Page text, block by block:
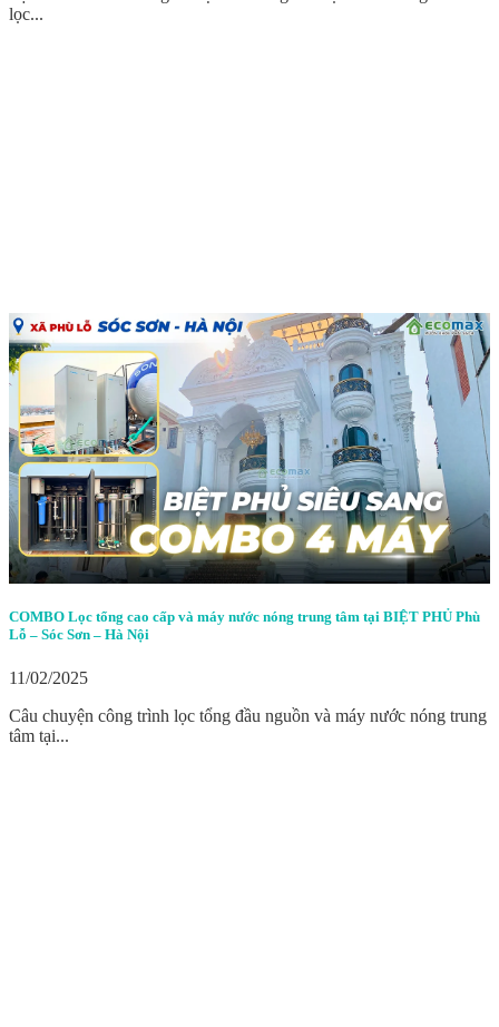
lọc...
COMBO Lọc tổng cao cấp và máy nước nóng trung tâm tại BIỆT PHỦ Phù
Lỗ – Sóc Sơn – Hà Nội
11/02/2025
Câu chuyện công trình lọc tổng đầu nguồn và máy nước nóng trung
tâm tại...